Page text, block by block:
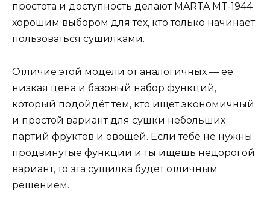
простота и доступность делают MARTA MT-1944
хорошим выбором для тех, кто только начинает
пользоваться сушилками.
Отличие этой модели от аналогичных — её
низкая цена и базовый набор функций,
который подойдёт тем, кто ищет экономичный
и простой вариант для сушки небольших
партий фруктов и овощей. Если тебе не нужны
продвинутые функции и ты ищешь недорогой
вариант, то эта сушилка будет отличным
решением.